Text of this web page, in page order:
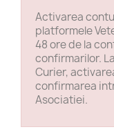
Activarea
platformele
48 ore de la
confirmarilor.
Curier,
confirmarea
Asociatiei.